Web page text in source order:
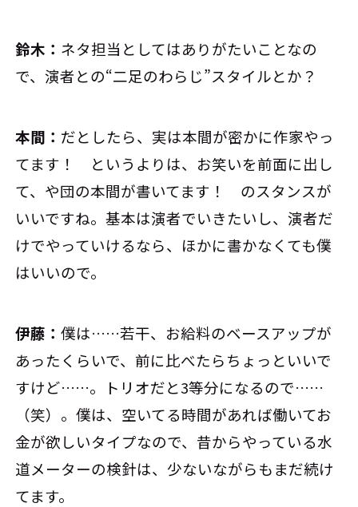
鈴木： ネタ担当としてはありがたいことなの
で、演者との“二足のわらじ”スタイルとか？
本間： だとしたら、実は本間が密かに作家やっ
てます！ というよりは、お笑いを前面に出し
て、や団の本間が書いてます！ のスタンスが
いいですね。基本は演者でいきたいし、演者だ
けでやっていけるなら、ほかに書かなくても僕
はいいので。
伊藤：僕は……若干、お給料のベースアップが
あったくらいで、前に比べたらちょっといいで
すけど……。トリオだと3等分になるので……
（笑）。僕は、空いてる時間があれば働いてお
金が欲しいタイプなので、昔からやっている水
道メーターの検針は、少ないながらもまだ続け
てます。